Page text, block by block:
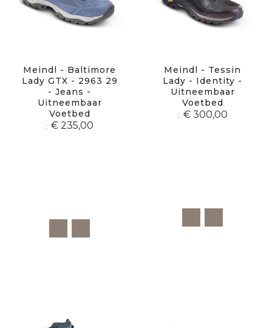
Meindl - Baltimore
Lady GTX - 2963 29
- Jeans -
Uitneembaar
Voetbed
€ 235,00
Meindl - Tessin
Lady - Identity -
Uitneembaar
Voetbed
€ 300,00